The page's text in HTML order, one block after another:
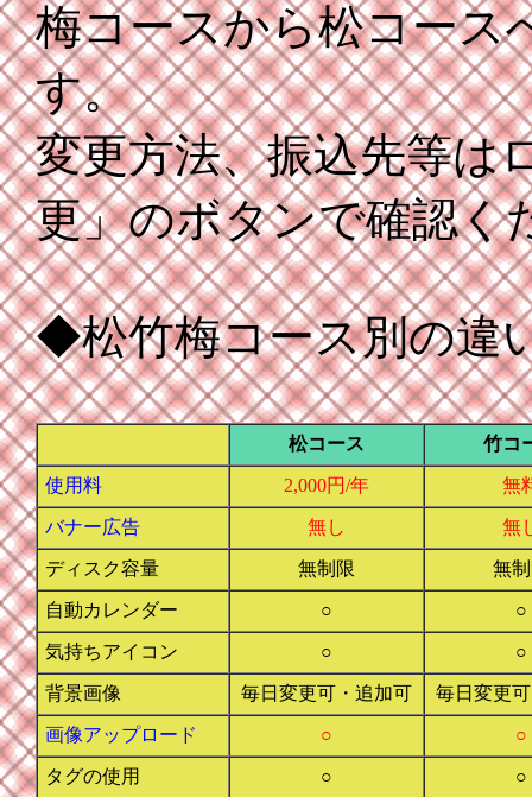
梅コースから松コース
す。
変更方法、振込先等は
更」のボタンで確認く
◆松竹梅コース別の違
松コース 竹コ
使用料 2,000円/年 無
バナー広告 無し 無
ディスク容量 無制限 無
自動カレンダー ○ ○
気持ちアイコン ○ ○
背景画像 毎日変更可・追加可 毎日変更
画像アップロード ○ ○
タグの使用 ○ ○